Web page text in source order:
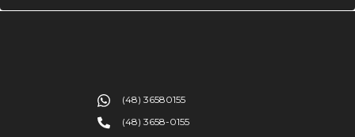
(48) 36580155
(48) 3658-0155